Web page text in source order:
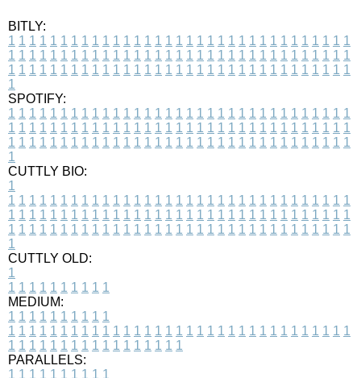
BITLY:
1 1 1 1 1 1 1 1 1 1 1 1 1 1 1 1 1 1 1 1 1 1 1 1 1 1 1 1 1 1 1 1 1
1 1 1 1 1 1 1 1 1 1 1 1 1 1 1 1 1 1 1 1 1 1 1 1 1 1 1 1 1 1 1 1 1
1 1 1 1 1 1 1 1 1 1 1 1 1 1 1 1 1 1 1 1 1 1 1 1 1 1 1 1 1 1 1 1 1
1
SPOTIFY:
1 1 1 1 1 1 1 1 1 1 1 1 1 1 1 1 1 1 1 1 1 1 1 1 1 1 1 1 1 1 1 1 1
1 1 1 1 1 1 1 1 1 1 1 1 1 1 1 1 1 1 1 1 1 1 1 1 1 1 1 1 1 1 1 1 1
1 1 1 1 1 1 1 1 1 1 1 1 1 1 1 1 1 1 1 1 1 1 1 1 1 1 1 1 1 1 1 1 1
1
CUTTLY BIO:
1
1 1 1 1 1 1 1 1 1 1 1 1 1 1 1 1 1 1 1 1 1 1 1 1 1 1 1 1 1 1 1 1 1
1 1 1 1 1 1 1 1 1 1 1 1 1 1 1 1 1 1 1 1 1 1 1 1 1 1 1 1 1 1 1 1 1
1 1 1 1 1 1 1 1 1 1 1 1 1 1 1 1 1 1 1 1 1 1 1 1 1 1 1 1 1 1 1 1 1
1
CUTTLY OLD:
1
1 1 1 1 1 1 1 1 1 1
MEDIUM:
1 1 1 1 1 1 1 1 1 1
1 1 1 1 1 1 1 1 1 1 1 1 1 1 1 1 1 1 1 1 1 1 1 1 1 1 1 1 1 1 1 1 1
1 1 1 1 1 1 1 1 1 1 1 1 1 1 1 1 1
PARALLELS:
1 1 1 1 1 1 1 1 1 1